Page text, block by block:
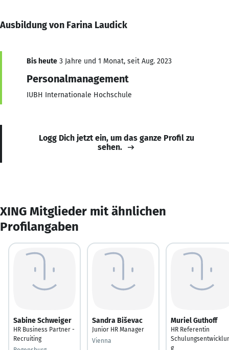
Ausbildung von Farina Laudick
Bis heute 3 Jahre und 1 Monat, seit Aug. 2023
Personalmanagement
IUBH Internationale Hochschule
Logg Dich jetzt ein, um das ganze Profil zu
sehen.
XING Mitglieder mit ähnlichen
Profilangaben
Sabine Schweiger
HR Business Partner -
Recruiting
Sandra Biševac
Junior HR Manager
Vienna
Muriel Guthoff
HR Referentin
g